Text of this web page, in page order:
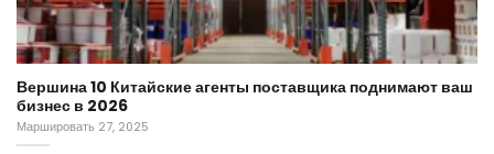
Вершина 10 Китайские агенты поставщика поднимают ваш
бизнес в 2026
Маршировать 27, 2025